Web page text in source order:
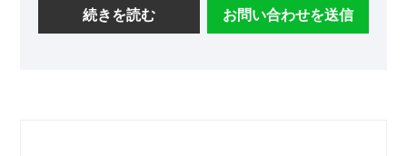
かりと優しくフィットします。 多彩なスタイル：
プリンセススタイルの魅力と季節のセンスを融合
続きを読む お問い合わせを送信